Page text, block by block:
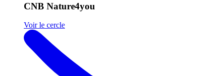
CNB Nature4you
Voir le cercle